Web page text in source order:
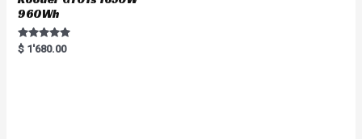
960Wh
Rated
5.00
$ 1'680.00